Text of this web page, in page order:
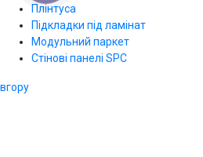
Плінтуса
Підкладки під ламінат
Модульний паркет
Стінові панелі SPС
вгору